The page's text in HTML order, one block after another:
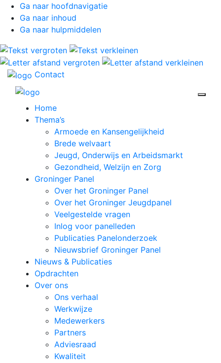
Ga naar hoofdnavigatie
Ga naar inhoud
Ga naar hulpmiddelen
Contact
Home
Thema’s
Armoede en Kansengelijkheid
Brede welvaart
Jeugd, Onderwijs en Arbeidsmarkt
Gezondheid, Welzijn en Zorg
Groninger Panel
Over het Groninger Panel
Over het Groninger Jeugdpanel
Veelgestelde vragen
Inlog voor panelleden
Publicaties Panelonderzoek
Nieuwsbrief Groninger Panel
Nieuws & Publicaties
Opdrachten
Over ons
Ons verhaal
Werkwijze
Medewerkers
Partners
Adviesraad
Kwaliteit